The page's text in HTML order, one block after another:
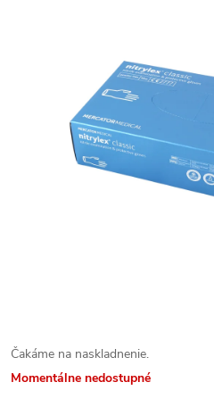
Čakáme na naskladnenie.
Momentálne nedostupné